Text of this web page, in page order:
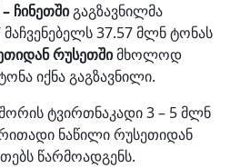
ჩინეთშიგაგზავნილმა
37.57 მლნ ტონას
რუსეთშიმხოლოდ
იქნა გაგზავნილი.
ტვირთნაკადი 3 – 5 მლნ
ნაწილი რუსეთიდან
წარმოადგენს.